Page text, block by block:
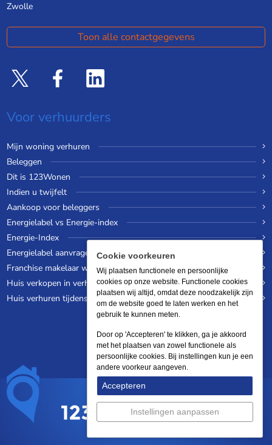
Zwolle
Toon alle contactgegevens
Voor verhuurders
Mijn woning verhuren
Beleggen
Dit is 123Wonen
Indien u twijfelt
Aankoop voor beleggers
Energielabel vs Energie-index
Energie-Index
Energielabel aanvragen
Franchise makelaar worden
Huis verkopen in verhuurde staat
Huis verhuren tijdens een wereldreis
Cookie voorkeuren
Wij plaatsen functionele en persoonlijke
cookies op onze website. Functionele cookies
plaatsen wij altijd, omdat deze noodzakelijk zijn
om de website goed te laten werken en het
gebruik te kunnen meten.
Door op 'Accepteren' te klikken, ga je akkoord
met het plaatsen van zowel functionele als
persoonlijke cookies. Bij instellingen kun je een
andere voorkeur aangeven.
Accepteren
Instellingen aanpassen